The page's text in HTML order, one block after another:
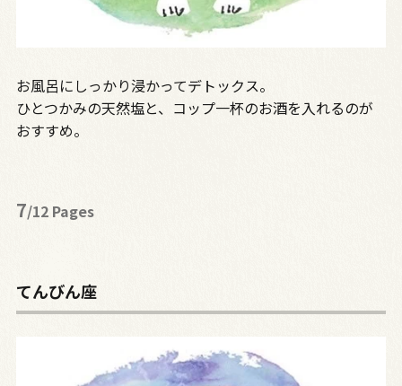
お風呂にしっかり浸かってデトックス。
ひとつかみの天然塩と、コップ一杯のお酒を入れるのが
おすすめ。
7/12 Pages
てんびん座